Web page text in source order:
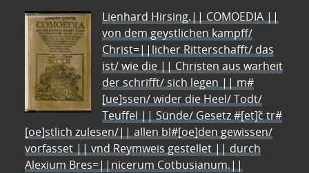
Lienhard Hirsing.|| COMOEDIA ||
von dem geystlichen kampff/
Christ=||licher Ritterschafft/ das
ist/ wie die || Christen aus warheit
der schrifft/ sich legen || m#
[ue]ssen/ wider die Heel/ Todt/
Teuffel || Sünde/ Gesetz #[et]c̃ tr#
[oe]stlich zulesen/|| allen bl#[oe]den gewissen/
vorfasset || vnd Reymweis gestellet || durch
Alexium Bres=||nicerum Cotbusianum.||